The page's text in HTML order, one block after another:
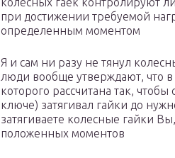
при достижении требуемой
определенным моментом
Я и сам ни разу не тянул
люди вообще утверждают, что
которого рассчитана так,
ключе) затягивал гайки до
затягиваете колесные гайки
положенных моментов